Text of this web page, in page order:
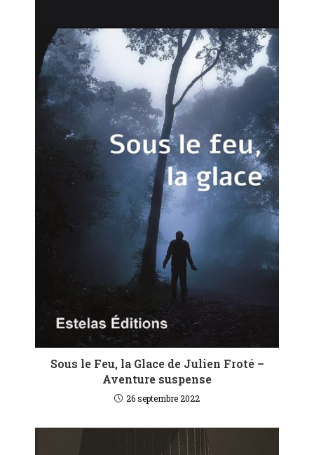
Sous le Feu, la Glace de Julien Froté –
Aventure suspense
26 septembre 2022